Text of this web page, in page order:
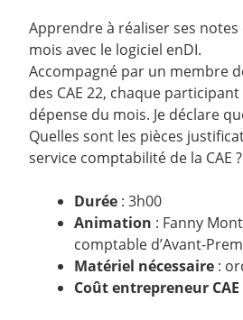
Apprendre à réaliser ses notes
mois avec le logiciel enDI.
Accompagné par un membre
des CAE 22, chaque
dépense du mois. Je déclare
Quelles sont les pièces
service comptabilité de la CAE ?
Durée : 3h00
Animation : Fanny
comptable d’Avant-
Matériel nécessaire :
Coût entrepreneur CAE